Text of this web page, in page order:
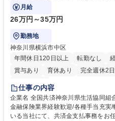
対応や書類発送等を担当します。
月給
26万円～35万円
勤務地
神奈川県横浜市中区
年間休日120日以上
転勤なし
賞与あり
育休あり 完全週休2日
土日祝休み
仕事の内容
企業名 全国共済神奈川県生活協同組合 求人名 横浜市【共済金支払事務
金融保険業界経験歓迎/各種手当充実/転勤無 仕事の内容 共済
いる当社にて、共済金支払事務をお